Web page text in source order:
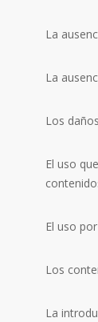
La
La
Los
El uso
El uso
Los
La